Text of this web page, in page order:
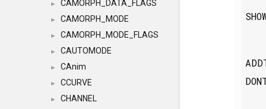
► CAMORPH_DATA_FLAGS
► CAMORPH_MODE
► CAMORPH_MODE_FLAGS
► CAUTOMODE
► CAnim
► CCURVE
► CHANNEL